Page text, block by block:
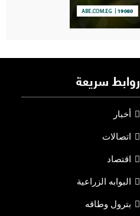
روابط سريعة
أخبار
اتصالات
اقتصاد
البوابه الزراعية
بترول وطاقه